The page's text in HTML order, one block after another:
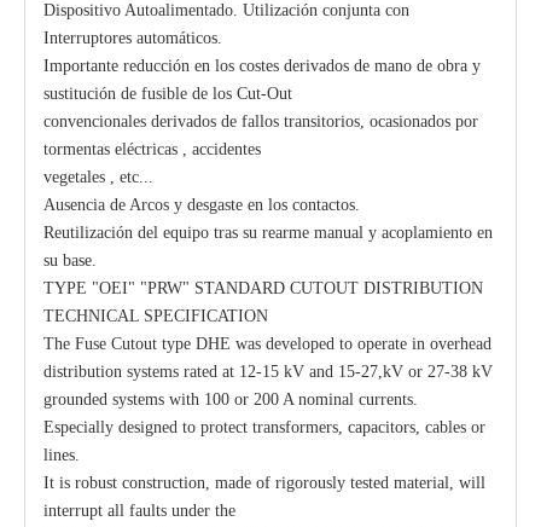
Dispositivo Autoalimentado. Utilización conjunta con
Interruptores automáticos.
Importante reducción en los costes derivados de mano de obra y
sustitución de fusible de los Cut-Out
convencionales derivados de fallos transitorios, ocasionados por
tormentas eléctricas , accidentes
vegetales , etc...
Ausencia de Arcos y desgaste en los contactos.
Reutilización del equipo tras su rearme manual y acoplamiento en
su base.
TYPE "OEI" "PRW" STANDARD CUTOUT DISTRIBUTION
TECHNICAL SPECIFICATION
The Fuse Cutout type DHE was developed to operate in overhead
distribution systems rated at 12-15 kV and 15-27,kV or 27-38 kV
grounded systems with 100 or 200 A nominal currents.
Especially designed to protect transformers, capacitors, cables or
lines.
It is robust construction, made of rigorously tested material, will
interrupt all faults under the